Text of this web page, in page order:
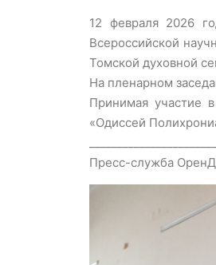
12 февраля 2026
Всероссийской
Томской духовной
На пленарном
Принимая участие
«Одиссей
Пресс-служба